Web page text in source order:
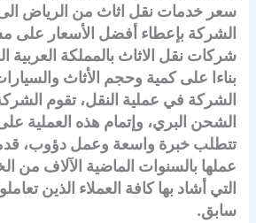
سعر خدمات نقل اثاث من الرياض الى
الشركة بإعطاء أفضل الأسعار على
شركات نقل الاثاث بالمملكة العربية
بناءا على كمية وحجم الأثاث
الشركة في عملية النقل، تقوم
الشحن البري، وإتمام هذه العملية
تتطلب خبرة واسعة وعمل دؤوب،
عملها بالسنوات الماضية الآلاف من
التي أشاد بها كافة العملاء الذين
سابق.